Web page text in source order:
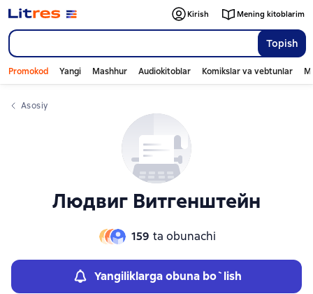
Topish
Kirish Mening kitoblarim
Promokod Yangi Mashhur Audiokitoblar Komikslar va vebtunlar
Asosiy
Людвиг Витгенштейн
159 ta obunachi
Yangiliklarga obuna bo`lish
Слайдер с книгами
Слайдер с книгами